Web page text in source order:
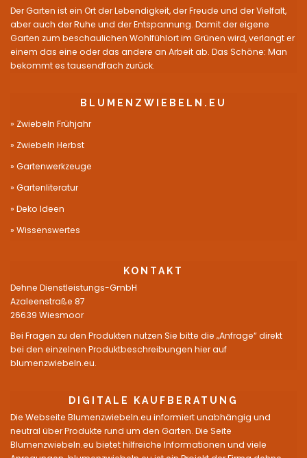
Der Garten ist ein Ort der Lebendigkeit, der Freude und der Vielfalt,
aber auch der Ruhe und der Entspannung. Damit der eigene
Garten zum beschaulichen Wohlfühlort im Grünen wird, verlangt er
einem das eine oder das andere an Arbeit ab. Das Schöne: Man
bekommt es tausendfach zurück.
BLUMENZWIEBELN.EU
Zwiebeln Frühjahr
Zwiebeln Herbst
Gartenwerkzeuge
Gartenliteratur
Deko Ideen
Wissenswertes
KONTAKT
Dehne Dienstleistungs-GmbH
Azaleenstraße 87
26639 Wiesmoor
Bei Fragen zu den Produkten nutzen Sie bitte die „Anfrage“ direkt
bei den einzelnen Produktbeschreibungen hier auf
blumenzwiebeln.eu.
DIGITALE KAUFBERATUNG
Die Webseite Blumenzwiebeln.eu informiert unabhängig und
neutral über Produkte rund um den Garten. Die Seite
Blumenzwiebeln.eu bietet hilfreiche Informationen und viele